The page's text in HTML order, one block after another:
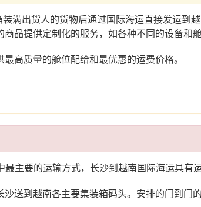
满出货人的货物后通过国际海运直接发运到
品提供定制化的服务，如各种不同的设备和舱
高质量的舱位配给和最优惠的运费价格。
主要的运输方式，长沙到越南国际海运具有
送到越南各主要集装箱码头。安排的门到门